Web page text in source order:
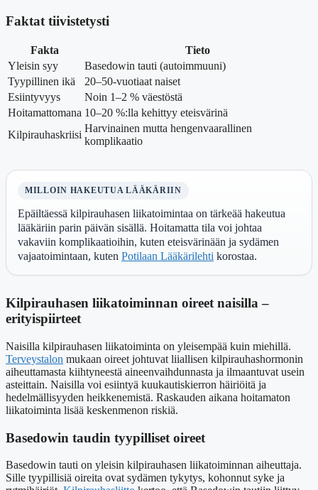
Faktat tiivistetysti
Fakta
Tieto
Yleisin syy
Basedowin tauti (autoimmuuni)
Tyypillinen ikä
20–50-vuotiaat naiset
Esiintyvyys
Noin 1–2 % väestöstä
Hoitamattomana 10–20 %:lla kehittyy eteisvärinä
Kilpirauhaskriisi
Harvinainen mutta hengenvaarallinen
komplikaatio
MILLOIN HAKEUTUA LÄÄKÄRIIN
Epäiltäessä kilpirauhasen liikatoimintaa on tärkeää hakeutua
lääkäriin parin päivän sisällä. Hoitamatta tila voi johtaa
vakaviin komplikaatioihin, kuten eteisvärinään ja sydämen
vajaatoimintaan, kuten Potilaan Lääkärilehti korostaa.
Kilpirauhasen liikatoiminnan oireet naisilla –
erityispiirteet
Naisilla kilpirauhasen liikatoiminta on yleisempää kuin miehillä.
Terveystalon mukaan oireet johtuvat liiallisen kilpirauhashormonin
aiheuttamasta kiihtyneestä aineenvaihdunnasta ja ilmaantuvat usein
asteittain. Naisilla voi esiintyä kuukautiskierron häiriöitä ja
hedelmällisyyden heikkenemistä. Raskauden aikana hoitamaton
liikatoiminta lisää keskenmenon riskiä.
Basedowin taudin tyypilliset oireet
Basedowin tauti on yleisin kilpirauhasen liikatoiminnan aiheuttaja.
Sille tyypillisiä oireita ovat sydämen tykytys, kohonnut syke ja